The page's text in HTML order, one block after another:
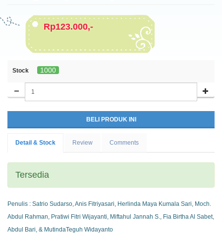
Rp123.000,-
Stock 1000
Detail & Stock Review Comments
Tersedia
Penulis : Satrio Sudarso, Anis Fitriyasari, Herlinda Maya Kumala Sari, Moch.
Abdul Rahman, Pratiwi Fitri Wijayanti, Miftahul Jannah S., Fia Birtha Al Sabet,
Abdul Bari, & MutindaTeguh Widayanto